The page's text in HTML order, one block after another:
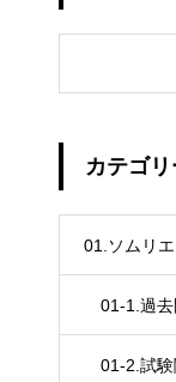
カテゴリ
01.ソムリ
01-1.過
01-2.試